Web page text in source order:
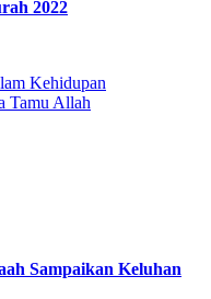
2022
Kehidupan
Tamu Allah
Sampaikan Keluhan